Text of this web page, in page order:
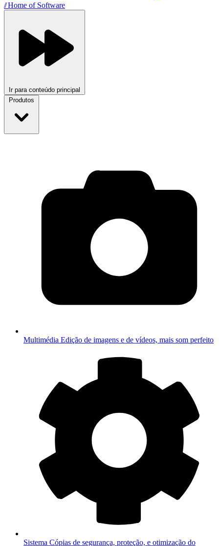
//Home of Software
Ir para conteúdo principal
Produtos
Multimédia Edição de imagens e de vídeos, mais som perfeito
Sistema Cópias de segurança, proteção, e otimização do